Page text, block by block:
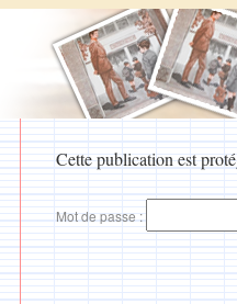
Cette publication est
Mot de passe :